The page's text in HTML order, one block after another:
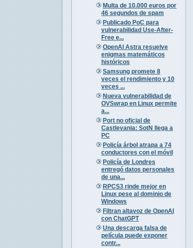
Multa de 10.000 euros por
46 segundos de spam
Publicado PoC para
vulnerabilidad Use-After-
Free e...
OpenAI Astra resuelve
enigmas matemáticos
históricos
Samsung promete 8
veces el rendimiento y 10
veces ...
Nueva vulnerabilidad de
OVSwrap en Linux permite
a...
Port no oficial de
Castlevania: SotN llega a
PC
Policía árbol atrapa a 74
conductores con el móvil
Policía de Londres
entregó datos personales
de una...
RPCS3 rinde mejor en
Linux pese al dominio de
Windows
Filtran altavoz de OpenAI
con ChatGPT
Una descarga falsa de
película puede exponer
contr...